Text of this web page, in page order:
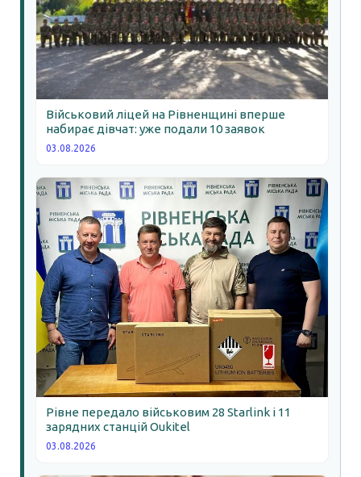
Військовий ліцей на Рівненщині вперше
набирає дівчат: уже подали 10 заявок
03.08.2026
Рівне передало військовим 28 Starlink і 11
зарядних станцій Oukitel
03.08.2026